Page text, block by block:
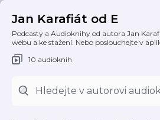
Jan Karafiát od E
Podcasty a Audioknihy od autora Jan
webu a ke stažení. Nebo poslouchejte v
10 audioknih